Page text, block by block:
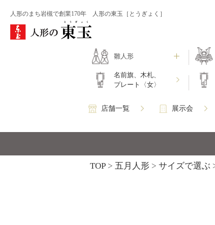
人形のまち岩槻で創業170年 人形の東玉［とうぎょく］
雛人形
名前旗、木札、
プレート〈女〉
店舗一覧 展示会
TOP 五月人形 サイズで選ぶ